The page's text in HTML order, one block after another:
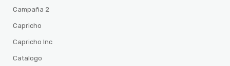
Campaña 2
Capricho
Capricho Inc
Catalogo